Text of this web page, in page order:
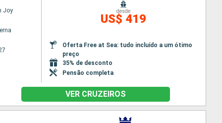
Joy desde
US$ 419
Oferta Free at Sea: tudo incluído a um ótimo
preço
35% de desconto
Pensão completa
VER CRUZEIROS